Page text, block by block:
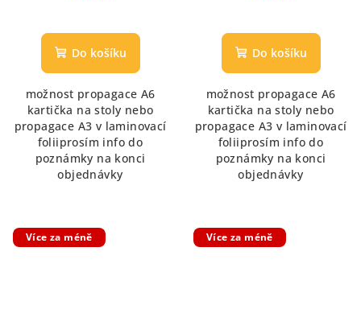
hodnocení
produktu
z
5
hvězdiček.
Do košíku
možnost propagace A6
kartička na stoly nebo
propagace A3 v laminovací
foliiprosím info do
poznámky na konci
objednávky
Do košíku
možnost propagace A6
kartička na stoly nebo
propagace A3 v laminovací
foliiprosím info do
poznámky na konci
objednávky
Více za méně Více za méně